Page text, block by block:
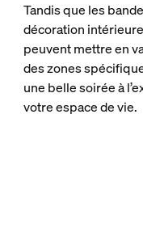
Tandis que les
décoration
peuvent mettre en
des zones
une belle soirée à
votre espace de vie.